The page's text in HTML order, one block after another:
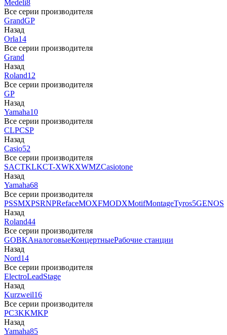
Medeli8
Все серии производителя
GrandGP
Назад
Orla14
Все серии производителя
Grand
Назад
Roland12
Все серии производителя
GP
Назад
Yamaha10
Все серии производителя
CLPCSP
Назад
Casio52
Все серии производителя
SACTKLKCT-XWKXWMZCasiotone
Назад
Yamaha68
Все серии производителя
PSSMXPSRNPRefaceMOXFMODXMotifMontageTyros5GENOS
Назад
Roland44
Все серии производителя
GOBKАналоговыеКонцертныеРабочие станции
Назад
Nord14
Все серии производителя
ElectroLeadStage
Назад
Kurzweil16
Все серии производителя
PC3KKMKP
Назад
Yamaha85